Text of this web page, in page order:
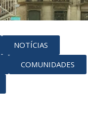
NOTÍCIAS
COMUNIDADES